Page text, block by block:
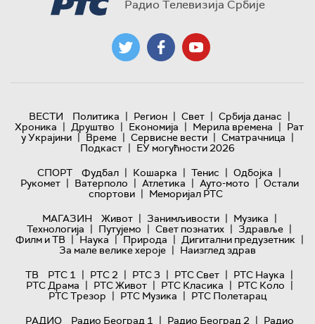
Радио Телевизија Србије
ВЕСТИ Политика | Регион | Свет | Србија данас |
Хроника | Друштво | Економија | Мерила времена | Рат
у Украјини | Време | Сервисне вести | Сматрачница |
Подкаст | ЕУ могућности 2026
СПОРТ
Фудбал | Кошарка | Тенис | Одбојка |
Рукомет | Ватерполо | Атлетика | Ауто-мото | Остали
спортови | Меморијал РТС
МАГАЗИН
Живот | Занимљивости | Музика |
Технологијa | Путујемо | Свет познатих | Здравље |
Филм и ТВ | Наука | Природа | Дигитални предузетник |
За мале велике хероје | Наизглед здрав
ТВ
РТС 1 | РТС 2 | РТС 3 | РТС Свет | РТС Наука |
РТС Драма | РТС Живот | РТС Класика | РТС Коло |
РТС Трезор | РТС Музика | РТС Полетарац
РАДИО
Радио Београд 1 | Радио Београд 2 | Радио